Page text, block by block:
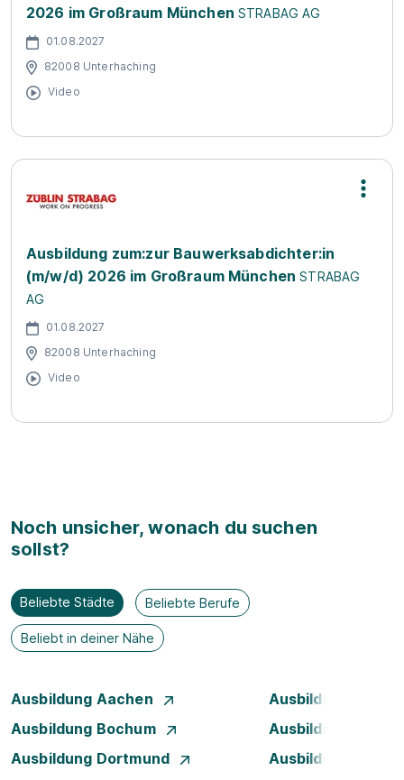
2026 im Großraum München STRABAG AG
01.08.2027
82008 Unterhaching
Video
Ausbildung zum:zur Bauwerksabdichter:in
(m/w/d) 2026 im Großraum München STRABAG
AG
01.08.2027
82008 Unterhaching
Video
Noch unsicher, wonach du suchen
sollst?
Beliebte Städte Beliebte Berufe
Beliebt in deiner Nähe
Ausbildung Aachen
Ausbildung
Ausbildung Bochum
Ausbildung Bonn
Ausbildung Dortmund
Ausbildung